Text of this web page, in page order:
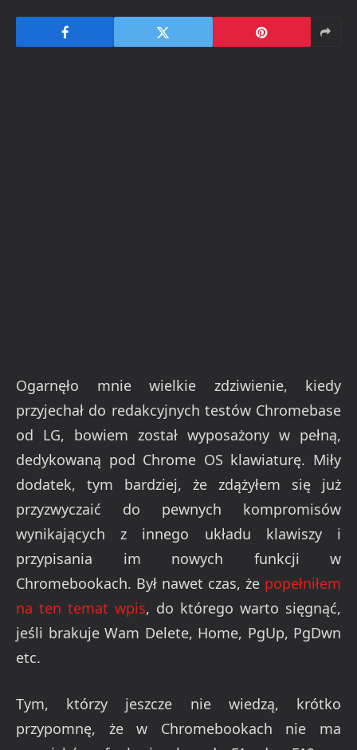
Ogarnęło mnie wielkie zdziwienie, kiedy
przyjechał do redakcyjnych testów Chromebase
od LG, bowiem został wyposażony w pełną,
dedykowaną pod Chrome OS klawiaturę. Miły
dodatek, tym bardziej, że zdążyłem się już
przyzwyczaić do pewnych kompromisów
wynikających z innego układu klawiszy i
przypisania im nowych funkcji w
Chromebookach. Był nawet czas, że popełniłem
na ten temat wpis, do którego warto sięgnąć,
jeśli brakuje Wam Delete, Home, PgUp, PgDwn
etc.
Tym, którzy jeszcze nie wiedzą, krótko
przypomnę, że w Chromebookach nie ma